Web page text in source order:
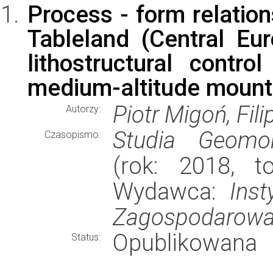
Process - form
Tableland (Central
lithostructural
medium-altitude
Autorzy: Piotr Migoń,
Czasopismo:
Studia
(rok: 2018,
Wydawca:
Status:
Opublikowana